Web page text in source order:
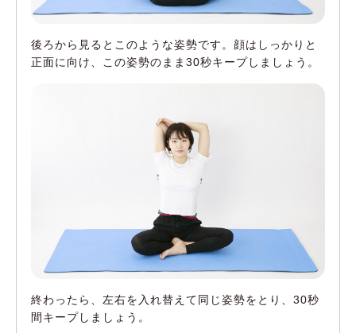
後ろから見るとこのような姿勢です。顔はしっかりと
正面に向け、この姿勢のまま30秒キープしましょう。
終わったら、左右を入れ替えて同じ姿勢をとり、30秒
間キープしましょう。